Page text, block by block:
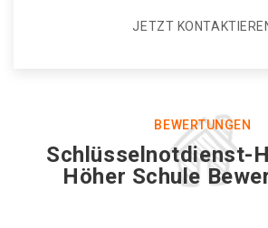
JETZT
BEWERTUNGEN
Schlüsselnotdienst-
Höher Schule